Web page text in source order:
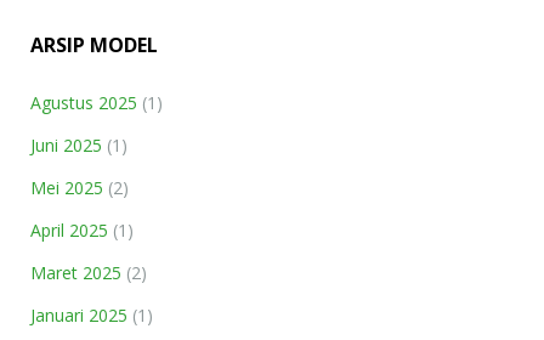
ARSIP MODEL
Agustus 2025 (1)
Juni 2025 (1)
Mei 2025 (2)
April 2025 (1)
Maret 2025 (2)
Januari 2025 (1)